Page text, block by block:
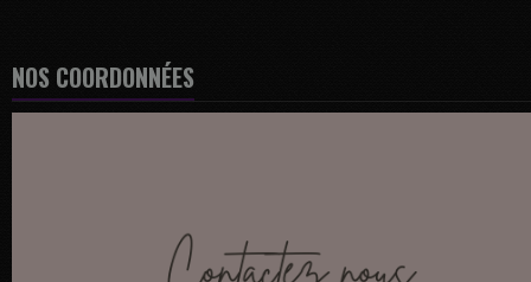
NOS COORDONNÉES